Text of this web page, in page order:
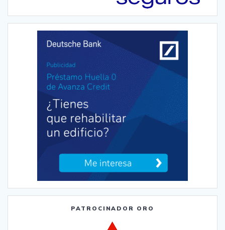
PATROCINADOR ORO